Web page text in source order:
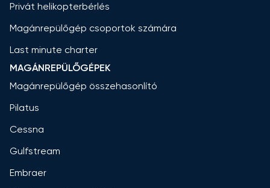
Privát helikopterbérlés
Magánrepülőgép csoportok számára
Last minute charter
MAGÁNREPÜLŐGÉPEK
Magánrepülőgép összehasonlító
Pilatus
Cessna
Gulfstream
Embraer